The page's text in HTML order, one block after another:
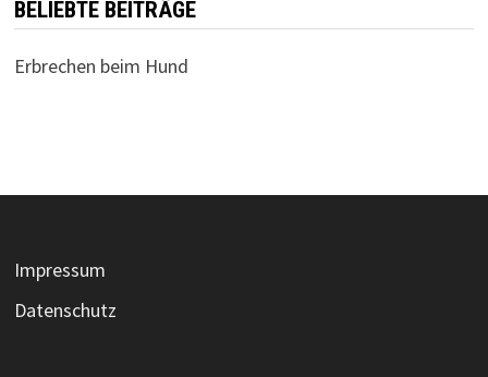
BELIEBTE BEITRÄGE
Erbrechen beim Hund
Impressum
Datenschutz